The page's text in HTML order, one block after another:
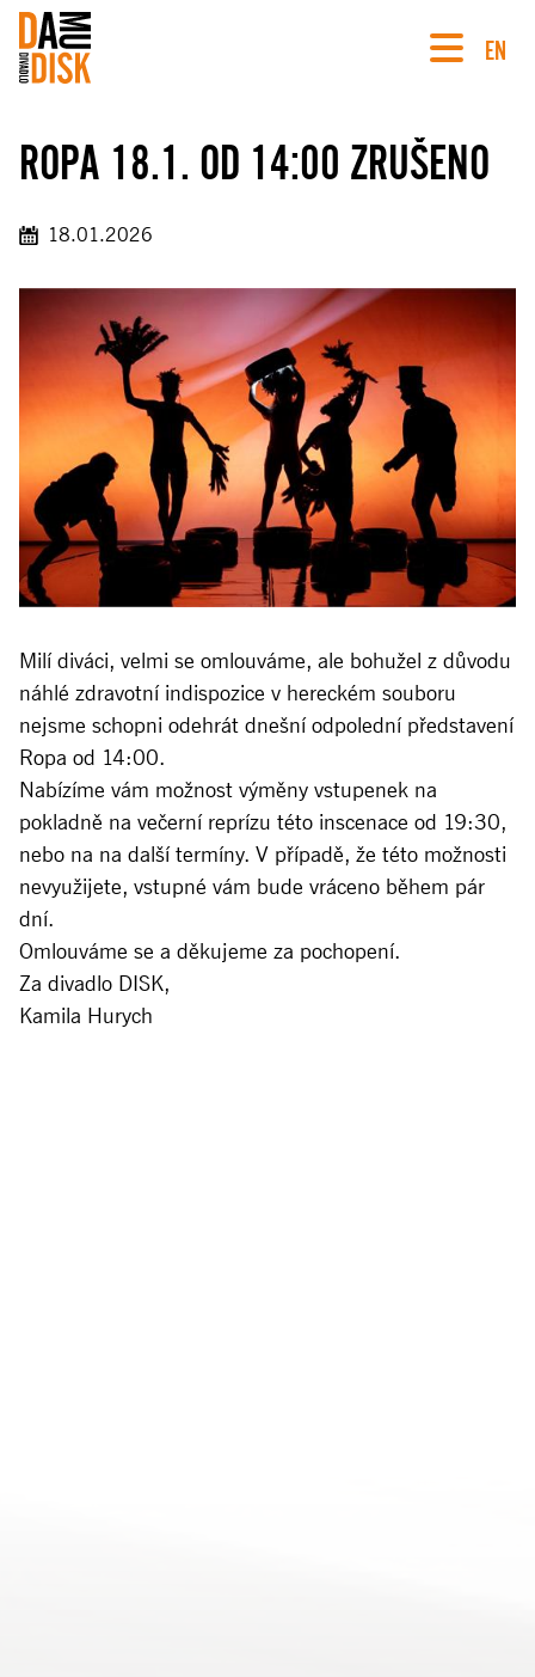
EN
ROPA 18.1. OD 14:00 ZRUŠENO
18.01.2026
Milí diváci, velmi se omlouváme, ale bohužel z důvodu
náhlé zdravotní indispozice v hereckém souboru
nejsme schopni odehrát dnešní odpolední představení
Ropa od 14:00.
Nabízíme vám možnost výměny vstupenek na
pokladně na večerní reprízu této inscenace od 19:30,
nebo na na další termíny. V případě, že této možnosti
nevyužijete, vstupné vám bude vráceno během pár
dní.
Omlouváme se a děkujeme za pochopení.
Za divadlo DISK,
Kamila Hurych